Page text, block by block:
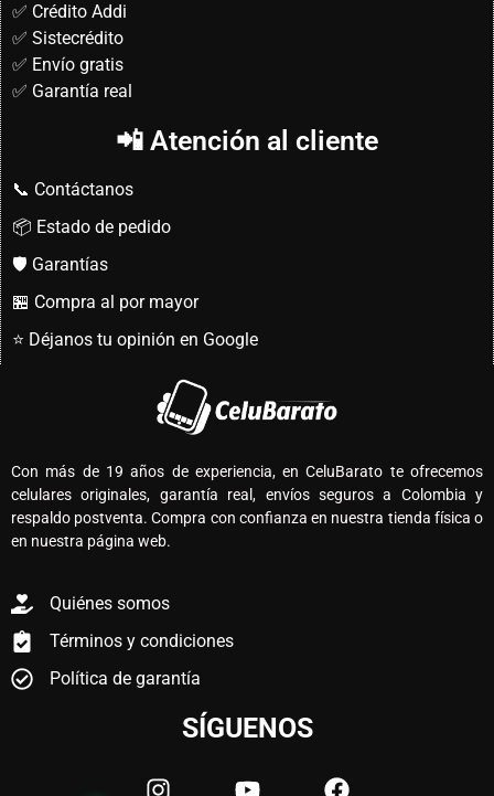
✅ Crédito Addi
✅ Sistecrédito
✅ Envío gratis
✅ Garantía real
📲 Atención al cliente
📞 Contáctanos
📦 Estado de pedido
🛡️ Garantías
🏪 Compra al por mayor
⭐ Déjanos tu opinión en Google
Con más de 19 años de experiencia, en CeluBarato te ofrecemos
celulares originales, garantía real, envíos seguros a Colombia y
respaldo postventa. Compra con confianza en nuestra tienda física o
en nuestra página web.
Quiénes somos
Términos y condiciones
Política de garantía
SÍGUENOS